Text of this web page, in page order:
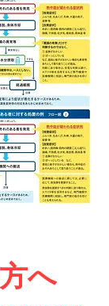
へ